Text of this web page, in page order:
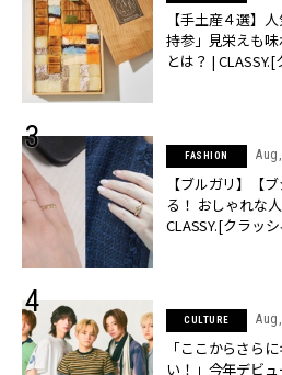
【手土産４選】
持参」見栄えも
とは？ |
FASHION
【ブルガリ】【
る！ おしゃれな
CLASSY.[クラッ
CULTURE
「ここからさら
い！」今年デビ